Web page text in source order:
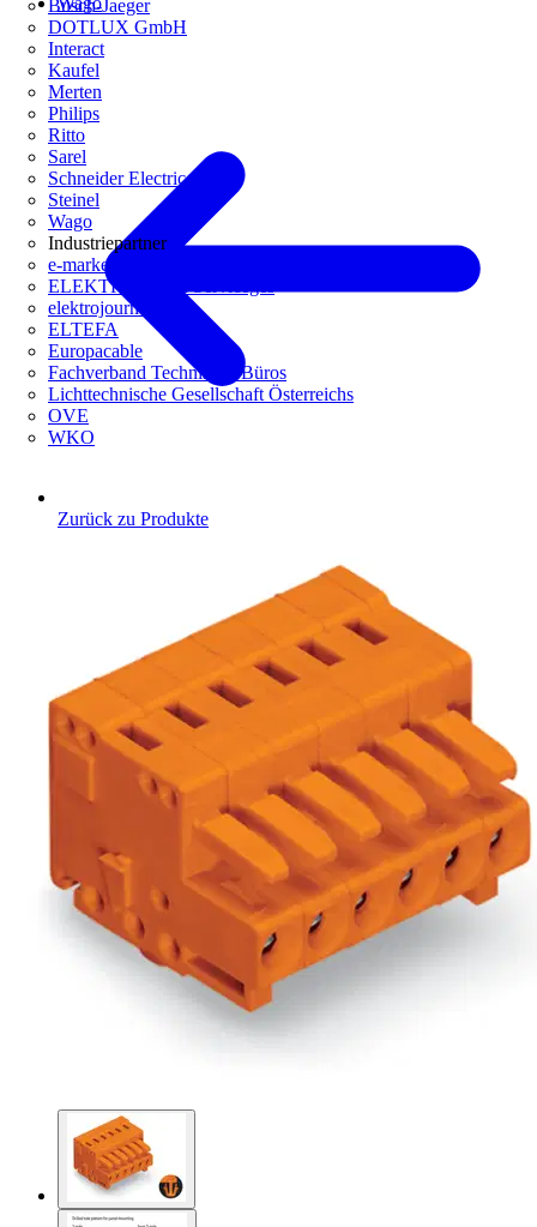
Busch-Jaeger
DOTLUX GmbH
Interact
Kaufel
Merten
Philips
Ritto
Sarel
Schneider Electric
Steinel
Wago
Industriepartner
e-marke
ELEKTRO Daten Serviceges
elektrojournal
ELTEFA
Europacable
Fachverband Technische Büros
Lichttechnische Gesellschaft Österreichs
OVE
WKO
Zurück zu Produkte